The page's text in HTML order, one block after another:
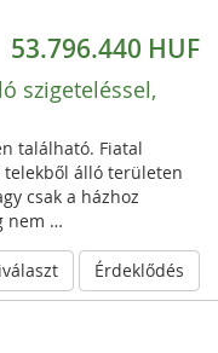
53.796.440 HUF
szigeteléssel,
található. Fiatal
telekből álló területen
csak a házhoz
nem …
Érdeklődés